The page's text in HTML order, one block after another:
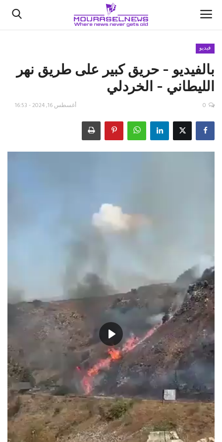
الأخبار
كتّابنا
اقتصاد
فيديو
بالفيديو - حريق كبير على طريق نهر
الليطاني - الخردلي
أغسطس 16, 2024 - 16:53 0
Play